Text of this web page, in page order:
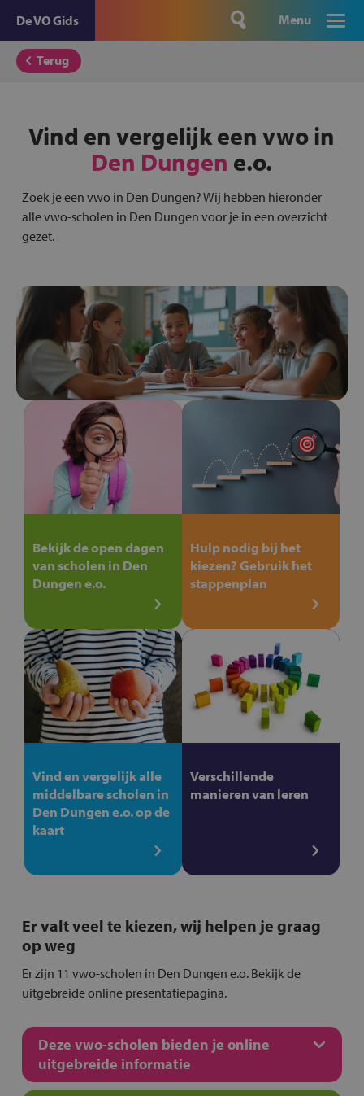
De VO Gids Menu
Terug
Vind en vergelijk een vwo in
Den Dungen e.o.
Zoek je een vwo in Den Dungen? Wij hebben hieronder
alle vwo-scholen in Den Dungen voor je in een overzicht
gezet.
Bekijk de open dagen
van scholen in Den
Dungen e.o.
Hulp nodig bij het
kiezen? Gebruik het
stappenplan
Vind en vergelijk alle
middelbare scholen in
Den Dungen e.o. op de
kaart
Verschillende
manieren van leren
Er valt veel te kiezen, wij helpen je graag
op weg
Er zijn 11 vwo-scholen in Den Dungen e.o. Bekijk de
uitgebreide online presentatiepagina.
Deze vwo-scholen bieden je online
uitgebreide informatie